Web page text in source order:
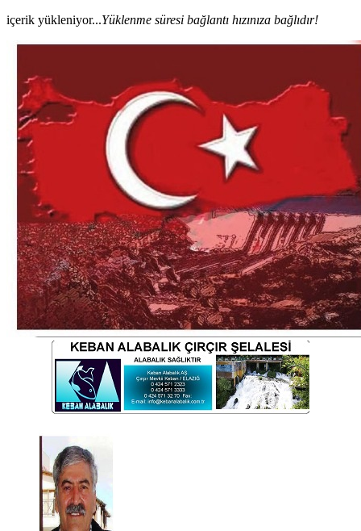
içerik yükleniyor...Yüklenme süresi bağlantı hızınıza bağlıdır!